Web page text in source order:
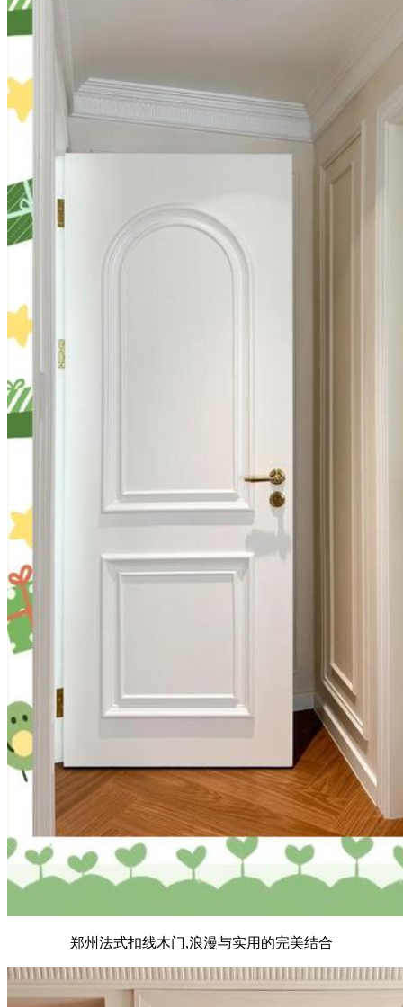
郑州法式扣线木门,浪漫与实用的完美结合